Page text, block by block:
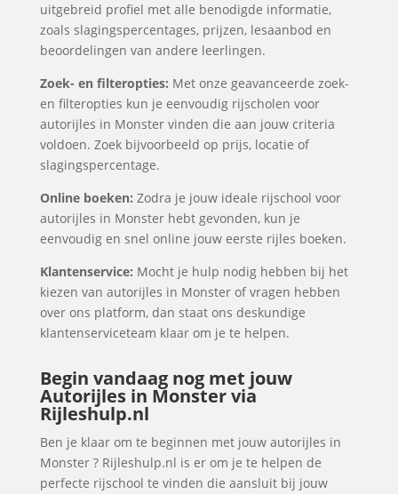
uitgebreid profiel met alle benodigde informatie,
zoals slagingspercentages, prijzen, lesaanbod en
beoordelingen van andere leerlingen.
Zoek- en filteropties: Met onze geavanceerde zoek-
en filteropties kun je eenvoudig rijscholen voor
autorijles in Monster vinden die aan jouw criteria
voldoen. Zoek bijvoorbeeld op prijs, locatie of
slagingspercentage.
Online boeken: Zodra je jouw ideale rijschool voor
autorijles in Monster hebt gevonden, kun je
eenvoudig en snel online jouw eerste rijles boeken.
Klantenservice: Mocht je hulp nodig hebben bij het
kiezen van autorijles in Monster of vragen hebben
over ons platform, dan staat ons deskundige
klantenserviceteam klaar om je te helpen.
Begin vandaag nog met jouw
Autorijles in Monster via
Rijleshulp.nl
Ben je klaar om te beginnen met jouw autorijles in
Monster ? Rijleshulp.nl is er om je te helpen de
perfecte rijschool te vinden die aansluit bij jouw